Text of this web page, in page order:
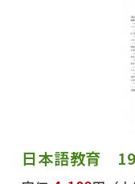
日本語教育